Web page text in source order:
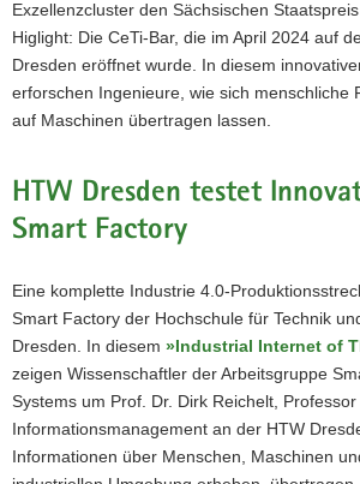
mit
Hilfe
von
eingestrickten
Sensoren
steuern.
Exzellenzcluster den Sächsischen
Higlight: Die CeTi-Bar, die im April 2024 auf
Dresden eröffnet wurde. In diesem
erforschen Ingenieure, wie sich menschliche
auf Maschinen übertragen lassen.
HTW Dresden testet
Smart Factory
Eine komplette Industrie 4.0-
Smart Factory der Hochschule für Technik
Dresden. In diesem »Industrial Internet of
zeigen Wissenschaftler der Arbeitsgruppe
Systems um Prof. Dr. Dirk Reichelt,
Informationsmanagement an der HTW
Informationen über Menschen, Maschinen